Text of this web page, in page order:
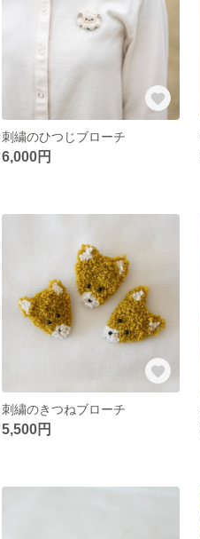
刺繍のひつじブローチ
6,000円
刺繍のきつねブローチ
5,500円